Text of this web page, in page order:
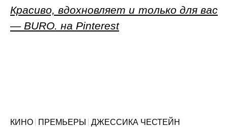
Красиво, вдохновляет и только для вас
— BURO. на Pinterest
КИНО ПРЕМЬЕРЫ
ДЖЕССИКА ЧЕСТЕЙН